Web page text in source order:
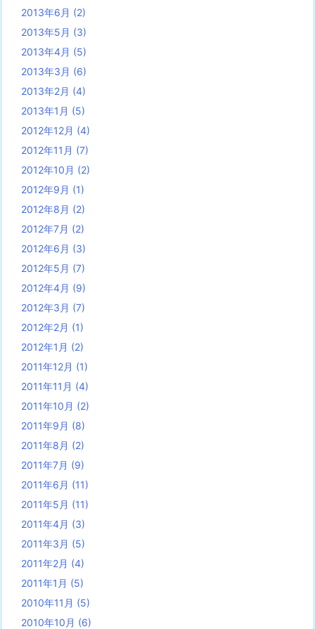
2013年6月 (2)
2013年5月 (3)
2013年4月 (5)
2013年3月 (6)
2013年2月 (4)
2013年1月 (5)
2012年12月 (4)
2012年11月 (7)
2012年10月 (2)
2012年9月 (1)
2012年8月 (2)
2012年7月 (2)
2012年6月 (3)
2012年5月 (7)
2012年4月 (9)
2012年3月 (7)
2012年2月 (1)
2012年1月 (2)
2011年12月 (1)
2011年11月 (4)
2011年10月 (2)
2011年9月 (8)
2011年8月 (2)
2011年7月 (9)
2011年6月 (11)
2011年5月 (11)
2011年4月 (3)
2011年3月 (5)
2011年2月 (4)
2011年1月 (5)
2010年11月 (5)
2010年10月 (6)